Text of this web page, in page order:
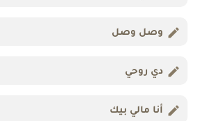
وصل وصل
دي روحي
أنا مالي بيك